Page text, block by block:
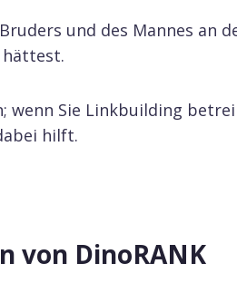
Ihrer
und des Mannes an
hättest.
wenn Sie Linkbuilding
hilft.
von DinoRANK